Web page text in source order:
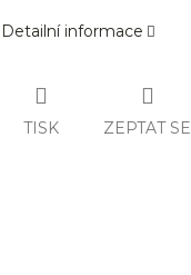
Detailní informace
TISK ZEPTAT SE